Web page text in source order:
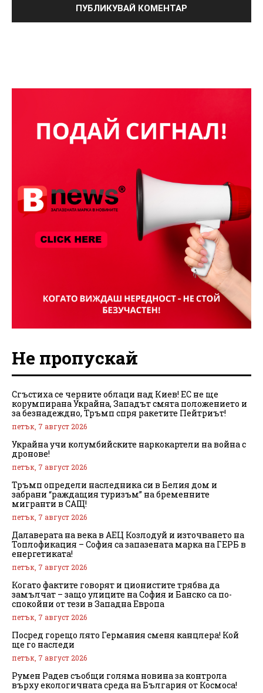
Не пропускай
Сгъстиха се черните облаци над Киев! ЕС не ще
корумпирана Украйна, Западът смята положението и
за безнадеждно, Тръмп спря ракетите Пейтриът!
петък, 7 август 2026
Украйна учи колумбийските наркокартели на война с
дронове!
петък, 7 август 2026
Тръмп определи наследника си в Белия дом и
забрани “раждащия туризъм” на бременните
мигранти в САЩ!
петък, 7 август 2026
Далаверата на века в АЕЦ Козлодуй и източването на
Топлофикация – София са запазената марка на ГЕРБ в
енергетиката!
петък, 7 август 2026
Когато фактите говорят и ционистите трябва да
замълчат – защо улиците на София и Банско са по-
спокойни от тези в Западна Европа
петък, 7 август 2026
Посред горещо лято Германия сменя канцлера! Кой
ще го наследи
петък, 7 август 2026
Румен Радев съобщи голяма новина за контрола
върху екологичната среда на България от Космоса!